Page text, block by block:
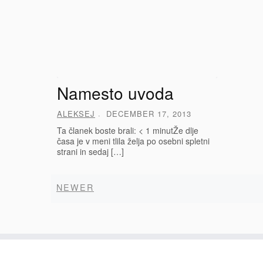
Namesto uvoda
ALEKSEJ DECEMBER 17, 2013
Ta članek boste brali: < 1 minutŽe dlje
časa je v meni tlila želja po osebni spletni
strani in sedaj […]
Newer
NEWER